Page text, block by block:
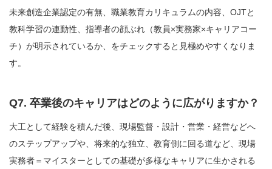
未来創造企業認定の有無、職業教育カリキュラムの内容、OJTと
教科学習の連動性、指導者の顔ぶれ（教員×実務家×キャリアコー
チ）が明示されているか、をチェックすると見極めやすくなりま
す。
Q7. 卒業後のキャリアはどのように広がりますか？
大工として経験を積んだ後、現場監督・設計・営業・経営などへ
のステップアップや、将来的な独立、教育側に回る道など、現場
実務者＝マイスターとしての基礎が多様なキャリアに生かされる